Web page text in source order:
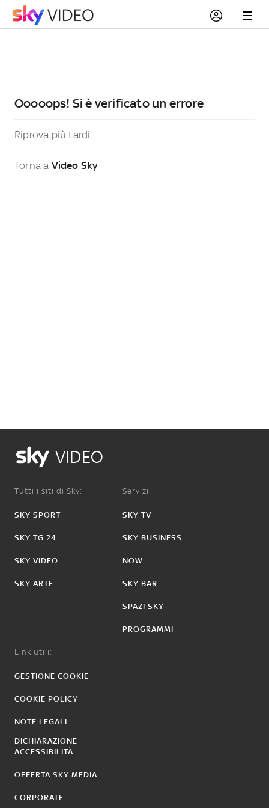
Ooooops! Si è verificato un errore
Riprova più tardi
Torna a Video Sky
VIDEO
Tutti i siti di Sky:
SKY SPORT
SKY TG 24
SKY VIDEO
SKY ARTE
Servizi:
SKY TV
SKY BUSINESS
NOW
SKY BAR
SPAZI SKY
PROGRAMMI
Link utili:
GESTIONE COOKIE
COOKIE POLICY
NOTE LEGALI
DICHIARAZIONE
ACCESSIBILITÀ
OFFERTA SKY MEDIA
CORPORATE